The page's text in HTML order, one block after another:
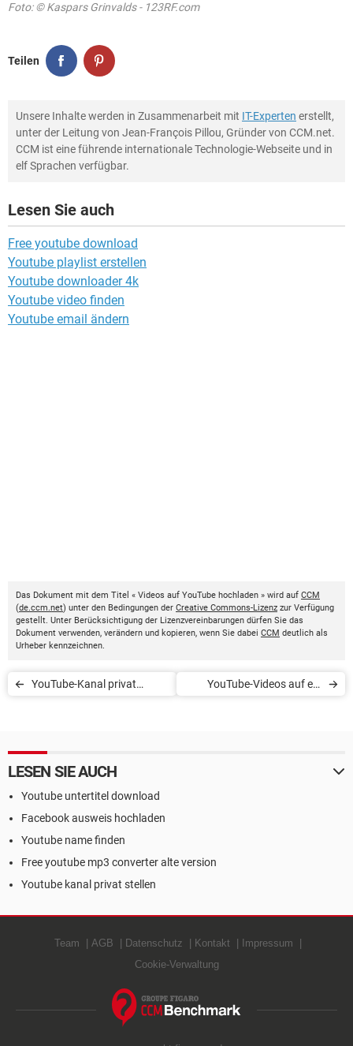
Foto: © Kaspars Grinvalds - 123RF.com
Teilen
Unsere Inhalte werden in Zusammenarbeit mit IT-Experten erstellt,
unter der Leitung von Jean-François Pillou, Gründer von CCM.net.
CCM ist eine führende internationale Technologie-Webseite und in
elf Sprachen verfügbar.
Lesen Sie auch
Free youtube download
Youtube playlist erstellen
Youtube downloader 4k
Youtube video finden
Youtube email ändern
Das Dokument mit dem Titel « Videos auf YouTube hochladen » wird auf CCM
(de.ccm.net) unter den Bedingungen der Creative Commons-Lizenz zur Verfügung
gestellt. Unter Berücksichtigung der Lizenzvereinbarungen dürfen Sie das
Dokument verwenden, verändern und kopieren, wenn Sie dabei CCM deutlich als
Urheber kennzeichnen.
YouTube-Kanal privat
YouTube-Videos auf ein
LESEN SIE AUCH
Youtube untertitel download
Facebook ausweis hochladen
Youtube name finden
Free youtube mp3 converter alte version
Youtube kanal privat stellen
Team AGB Datenschutz Kontakt
Impressum
Cookie-Verwaltung